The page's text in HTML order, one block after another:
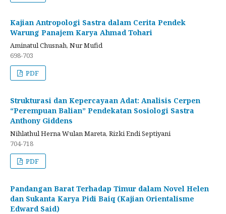
Kajian Antropologi Sastra dalam Cerita Pendek
Warung Panajem Karya Ahmad Tohari
Aminatul Chusnah, Nur Mufid
698-703
PDF
Strukturasi dan Kepercayaan Adat: Analisis Cerpen
“Perempuan Balian” Pendekatan Sosiologi Sastra
Anthony Giddens
Nihlathul Herna Wulan Mareta, Rizki Endi Septiyani
704-718
PDF
Pandangan Barat Terhadap Timur dalam Novel Helen
dan Sukanta Karya Pidi Baiq (Kajian Orientalisme
Edward Said)